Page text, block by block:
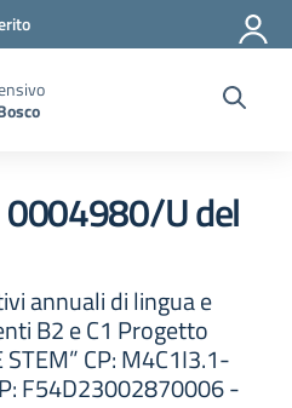
0004980/U del
annuali di lingua e
B2 e C1 Progetto
STEM” CP: M4C1I3.1-
F54D23002870006 -